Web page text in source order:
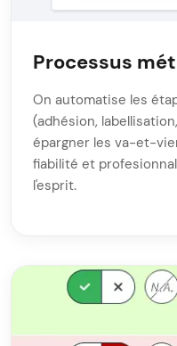
Processus
On automatise les
(adhésion,
épargner les va-et-
fiabilité et
l'esprit.